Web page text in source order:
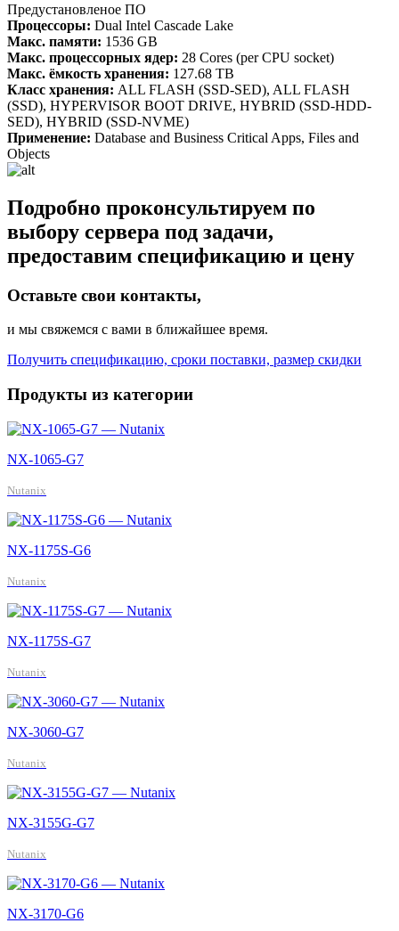
Предустановленое ПО
Процессоры: Dual Intel Cascade Lake
Макс. памяти: 1536 GB
Макс. процессорных ядер: 28 Cores (per CPU socket)
Макс. ёмкость хранения: 127.68 TB
Класс хранения: ALL FLASH (SSD-SED), ALL FLASH
(SSD), HYPERVISOR BOOT DRIVE, HYBRID (SSD-HDD-
SED), HYBRID (SSD-NVME)
Применение: Database and Business Critical Apps, Files and
Objects
Подробно проконсультируем по
выбору сервера под задачи,
предоставим спецификацию и цену
Оставьте свои контакты,
и мы свяжемся с вами в ближайшее время.
Получить спецификацию, сроки поставки, размер скидки
Продукты из категории
NX-1065-G7
Nutanix
NX-1175S-G6
Nutanix
NX-1175S-G7
Nutanix
NX-3060-G7
Nutanix
NX-3155G-G7
Nutanix
NX-3170-G6